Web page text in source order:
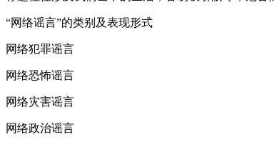
“网络谣言”的类别及表现形式
网络犯罪谣言
网络恐怖谣言
网络灾害谣言
网络政治谣言